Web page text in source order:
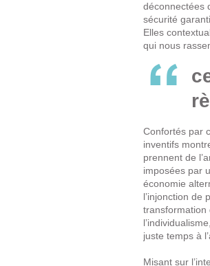
déconnectées
sécurité
Elles
qui nous
Confortés par
inventifs
prennent de
imposées par
économie
l’injonction de
transformation
juste temps à
Misant sur